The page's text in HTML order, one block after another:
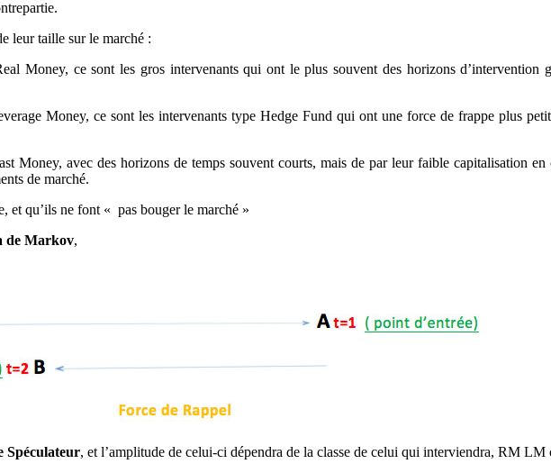
leur taille sur le marché :
Money, ce sont les gros intervenants qui ont le plus souvent des horizons d’intervention
Money, ce sont les intervenants type Hedge Fund qui ont une force de frappe plus
Money, avec des horizons de temps souvent courts, mais de par leur faible capitalisation
de marché.
et qu’ils ne font « pas bouger le marché »
de Markov,
Spéculateur, et l’amplitude de celui-ci dépendra de la classe de celui qui interviendra, RM LM